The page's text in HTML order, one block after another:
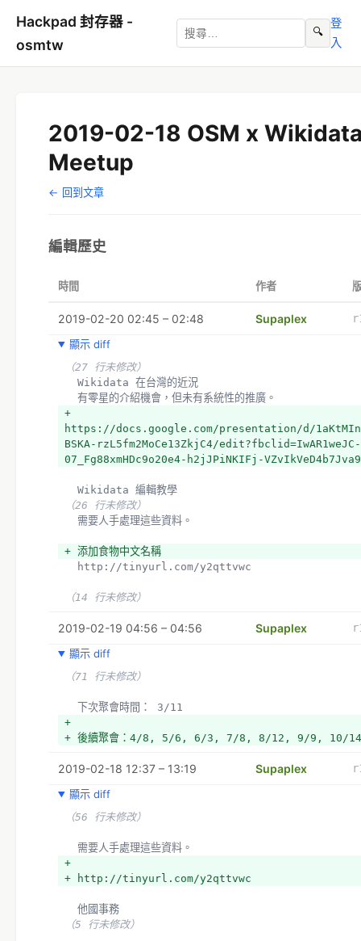
Hackpad 封存器 -
osmtw
🔍
登
入
2019-02-18 OSM x
Meetup
← 回到文章
編輯歷史
時間 作者
2019-02-20 02:45 – 02:48 Supaplex
顯示 diff
（27 行未修改）
  Wikidata 在台灣的近況
  有零星的介紹機會，但未有系統性的推廣。
+
https://docs.google.com/presentation/d/
BSKA-rzL5fm2MoCe13ZkjC4/
07_Fg88xmHDc9o20e4-h2jJPiNKIFj-
  Wikidata 編輯教學
（26 行未修改）
  需要人手處理這些資料。
+ 添加食物中文名稱
  http://tinyurl.com/y2qttvwc
（14 行未修改）
2019-02-19 04:56 – 04:56 Supaplex
顯示 diff
（71 行未修改）
  下次聚會時間： 3/11
+
+ 後續聚會：4/8, 5/6, 6/3, 7/8, 8/12, 9/9, 10/
2019-02-18 12:37 – 13:19 Supaplex
顯示 diff
（56 行未修改）
  需要人手處理這些資料。
+
+ http://tinyurl.com/y2qttvwc
  他國事務
（5 行未修改）